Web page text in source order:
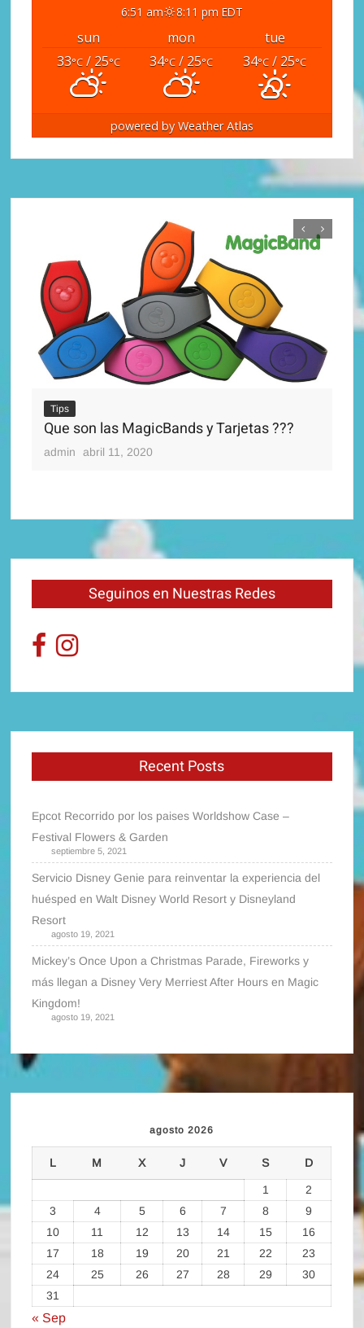
6:51 am 8:11 pm EDT
sun mon
tue
33°C/ 25°C 34°C / 25°C 34°C / 25°C
powered by Weather Atlas
Tips
Que son las MagicBands y Tarjetas ???
admin abril 11, 2020
Seguinos en Nuestras Redes
Recent Posts
Epcot Recorrido por los paises Worldshow Case –
Festival Flowers & Garden
septiembre 5, 2021
Servicio Disney Genie para reinventar la experiencia del
huésped en Walt Disney World Resort y Disneyland
Resort
agosto 19, 2021
Mickey’s Once Upon a Christmas Parade, Fireworks y
más llegan a Disney Very Merriest After Hours en Magic
Kingdom!
agosto 19, 2021
agosto 2026
L M X J V S D
1
2
3
4 5 6 7 8
9
10
11 12 13 14 15
16
17
18 19 20 21 22
23
24
25 26 27 28 29
30
31
« Sep